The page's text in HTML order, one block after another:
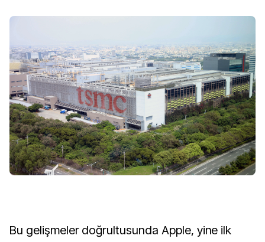
Bu gelişmeler doğrultusunda Apple, yine ilk